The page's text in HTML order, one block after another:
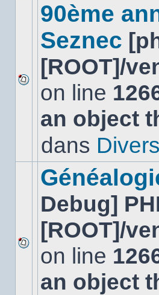
Aucun
nouveau
message
non-
dans
90ème
Seznec
[ROOT]/
on line
an object
dans Divers
Aucun
nouveau
message
non-
Debug]
[ROOT]/
on line
an object